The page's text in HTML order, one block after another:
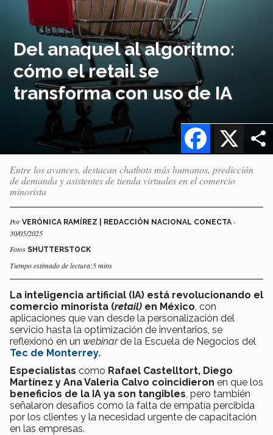
Del anaquel al algoritmo:
cómo el retail se
transforma con uso de IA
X
Facebook
Entre los avances, destacan chatbots más humanos, predicción
de demanda y asistentes de tienda virtuales en el comercio
minorista
Por VERÓNICA RAMÍREZ | REDACCIÓN NACIONAL CONECTA -
30/05/2025
Fotos SHUTTERSTOCK
Tiempo estimado de lectura:5 mins
La inteligencia artificial (IA) está revolucionando el
comercio minorista (retail) en México , con
aplicaciones que van desde la personalización del
servicio hasta la optimización de inventarios, se
reflexionó en un webinarde la Escuela de Negocios del
Tec de Monterrey.
Especialistas como Rafael Castelltort, Diego
Martínez y Ana Valeria Calvo coincidieron en que los
beneficios de la IA ya son tangibles , pero también
señalaron desafíos como la falta de empatía percibida
por los clientes y la necesidad urgente de capacitación
en las empresas.